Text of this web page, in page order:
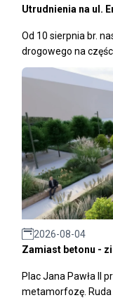
Utrudnienia na ul.
Od 10 sierpnia br.
drogowego na
2026-08-04
Zamiast betonu -
Plac Jana Pawła II
metamorfozę. Ruda